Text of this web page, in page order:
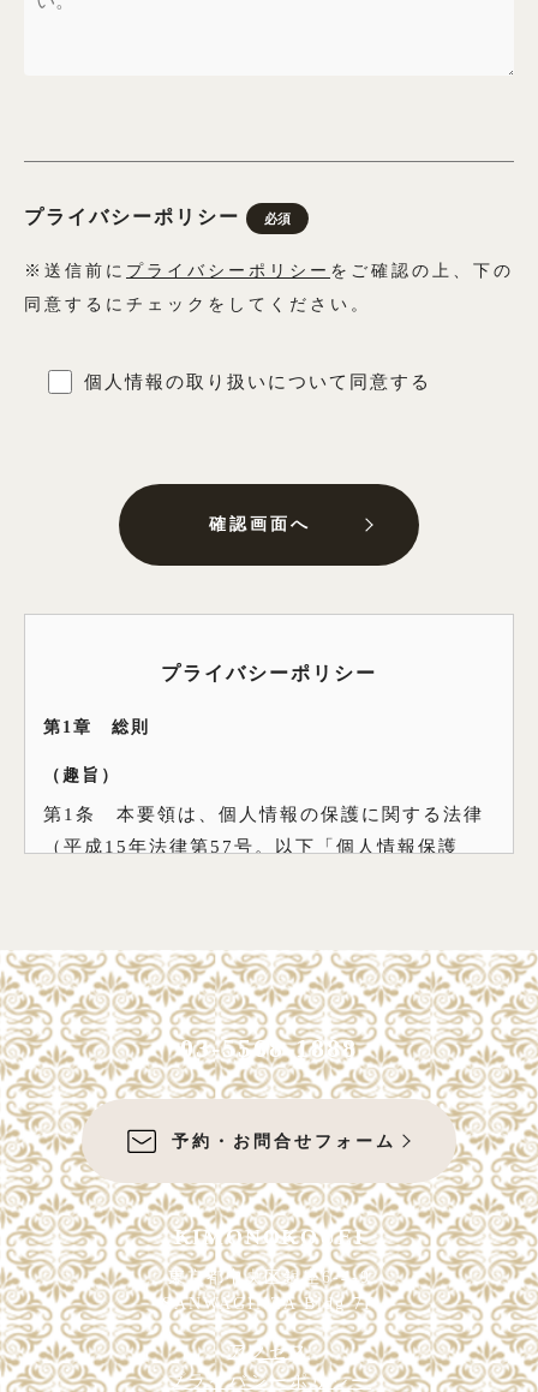
プライバシーポリシー 必須
※送信前に プライバシーポリシー をご確認の上、下の
同意するにチェックをしてください。
個人情報の取り扱いについて同意する
確認画面へ
プライバシーポリシー
第1章 総則
（趣旨）
第1条 本要領は、個人情報の保護に関する法律
（平成15年法律第57号。以下「個人情報保護
措置について、必要な措置を定めるものとする。
第2条 用語の意義は、個人情報保護法及び個情
法ガイドラWインに定めるところによる。
第2章 管理体制
（責任者の設置）
第3条 個人データの取扱いに関する責任者（以
下「責任者」という。）を置くこととし、代表取
締役をもって充てる。
2.責任者は、個人データの管理に関する事務を総
括するとともに、自ら本要領に定められた事項を
遵守し、かつ従業者に遵守させるために、本要領
03-5568-1888
予約・お問合せフォーム
KIMONOKOUEI
東京都中央区銀座6-4-9
SANWAGINZA Bldg 7F
アクセス
プライバシーポリシー